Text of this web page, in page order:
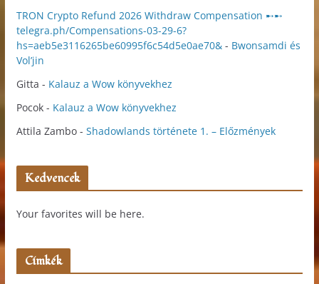
TRON Crypto Refund 2026 Withdraw Compensation ➸➸
telegra.ph/Compensations-03-29-6?
hs=aeb5e3116265be60995f6c54d5e0ae70&- Bwonsamdi és
Vol’jin
Gitta - Kalauz a Wow könyvekhez
Pocok- Kalauz a Wow könyvekhez
Attila Zambo- Shadowlands története 1. – Előzmények
Kedvencek
Your favorites will be here.
Címkék